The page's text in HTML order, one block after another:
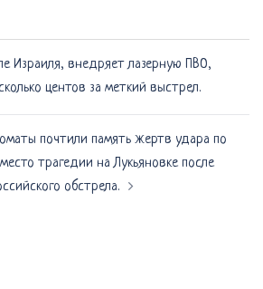
Израиля, внедряет лазерную ПВО,
центов за меткий выстрел.
почтили память жертв удара по
трагедии на Лукьяновке после
обстрела.